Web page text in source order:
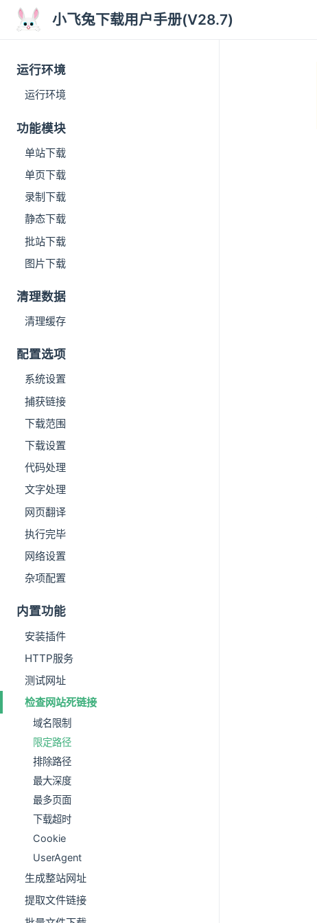
小飞兔下载用户手册(V28.7)
运行环境
运行环境
功能模块
单站下载
单页下载
录制下载
静态下载
批站下载
图片下载
清理数据
清理缓存
配置选项
系统设置
捕获链接
下载范围
下载设置
代码处理
文字处理
网页翻译
执行完毕
网络设置
杂项配置
内置功能
安装插件
HTTP服务
测试网址
检查网站死链接
域名限制
限定路径
排除路径
最大深度
最多页面
下载超时
Cookie
UserAgent
生成整站网址
提取文件链接